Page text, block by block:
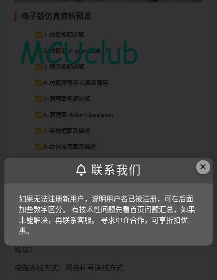
电子版仿真资料预览
仿真图
链接）
电路连线方式：网络标号连线方式
×
联系我们
如果无法注册新用户，说明用户名已被注册，可在后面
加些数字区分。 有技术性问题先看首页问题汇总，如果
未能解决，再联系客服。 寻求中介合作，可享折扣优
惠。